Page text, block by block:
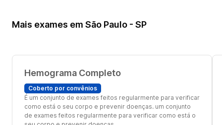
Mais exames em São Paulo - SP
Hemograma Completo
Coberto por convênios
É um conjunto de exames feitos regularmente para verificar
como está o seu corpo e prevenir doenças. um conjunto
de exames feitos regularmente para verificar como está o